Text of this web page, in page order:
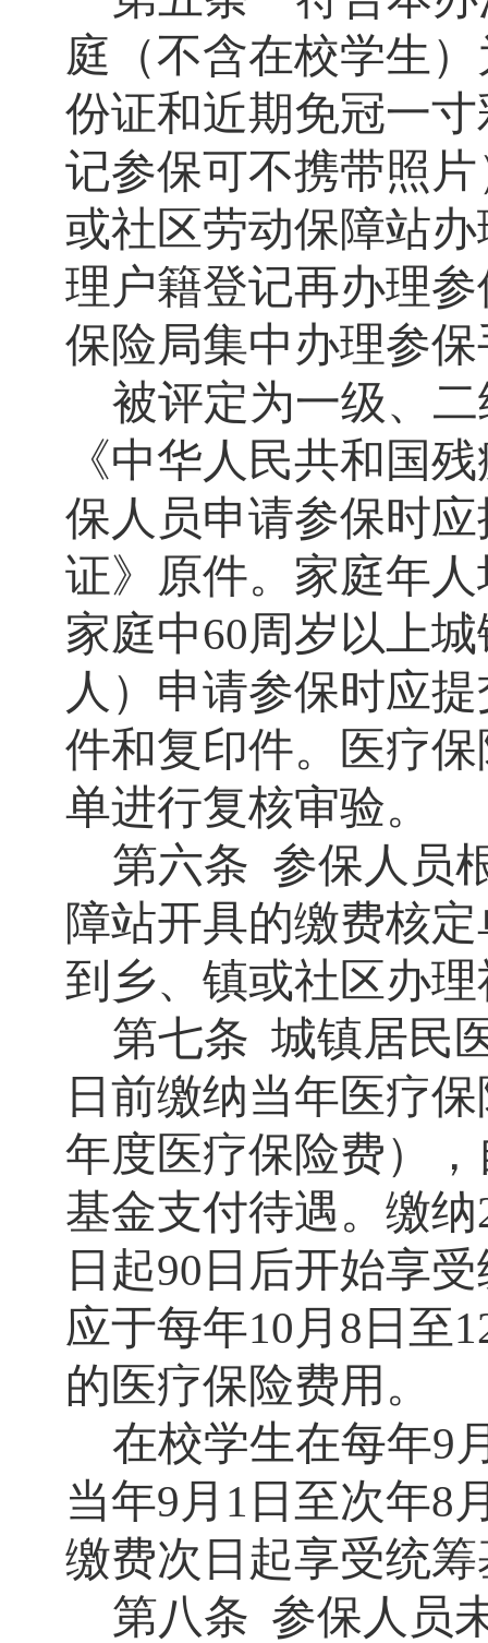
庭（不含在校学生
份证和近期免冠一
记参保可不携带照
或社区劳动保障站
理户籍登记再办理
保险局集中办理参
被评定为一级、
《中华人民共和国
保人员申请参保时
证》原件。家庭年
家庭中60周岁以上
人）申请参保时应
件和复印件。医疗
单进行复核审验。
第六条 参保人员
障站开具的缴费核
到乡、镇或社区办
第七条 城镇居民
日前缴纳当年医疗
年度医疗保险费）
基金支付待遇。缴纳
日起90 日后开始享
应于每年10 月 8 日至
的医疗保险费用。
在校学生在每年9
当年9 月 1 日至次年8
缴费次日起享受统
第八条 参保人员